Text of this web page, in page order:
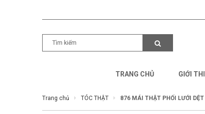
TRANG CHỦ GIỚI
Trang chủ TÓC THẬT 876 MÁI THẬT PHỐI LƯỚI